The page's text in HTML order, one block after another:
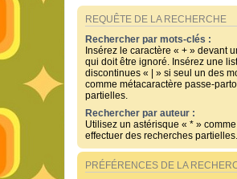
REQUÊTE DE LA RECHERCHE
Rechercher par mots-clés :
Insérez le caractère « + » devant
qui doit être ignoré. Insérez une
discontinues « | » si seul un des
comme métacaractère passe-
partielles.
Rechercher par auteur :
Utilisez un astérisque « * »
effectuer des recherches partielles.
PRÉFÉRENCES DE LA